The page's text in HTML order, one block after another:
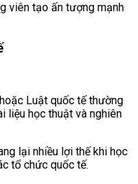
viên tạo ấn tượng mạnh
Luật quốc tế thường
liệu học thuật và nghiên
lại nhiều lợi thế khi học
tổ chức quốc tế.